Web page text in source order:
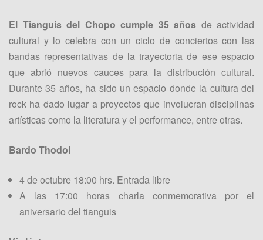
El Tianguis del Chopo cumple 35 años de actividad
cultural y lo celebra con un ciclo de conciertos con las
bandas representativas de la trayectoria de ese espacio
que abrió nuevos cauces para la distribución cultural.
Durante 35 años, ha sido un espacio donde la cultura del
rock ha dado lugar a proyectos que involucran disciplinas
artísticas como la literatura y el performance, entre otras.
Bardo Thodol
4 de octubre 18:00 hrs. Entrada libre
A las 17:00 horas charla conmemorativa por el
aniversario del tianguis